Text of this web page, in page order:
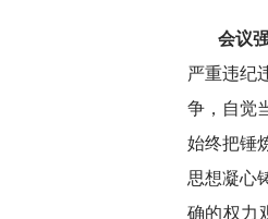
会议
严重违纪
争，自觉
始终把锤
思想凝心
确的权力